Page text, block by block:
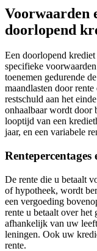
Voorwaarden
doorlopend
Een doorlopend
specifieke
toenemen gedurende
maandlasten door
restschuld aan het
onhaalbaar wordt door
looptijd van een
jaar, en een variabele
De rente die u betaalt
of hypotheek, wordt
een vergoeding
rente u betaalt over het
afhankelijk van uw
leningen. Ook uw
rente.